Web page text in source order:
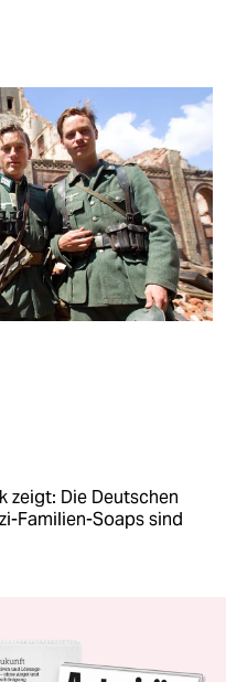
zeigt: Die Deutschen
Familien-Soaps sind